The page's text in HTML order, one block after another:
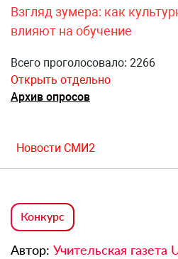
Взгляд зумера: как
влияют на обучение
Всего проголосовало: 2266
Открыть отдельно
Архив опросов
Новости СМИ2
Конкурс
Автор: Учительская газета